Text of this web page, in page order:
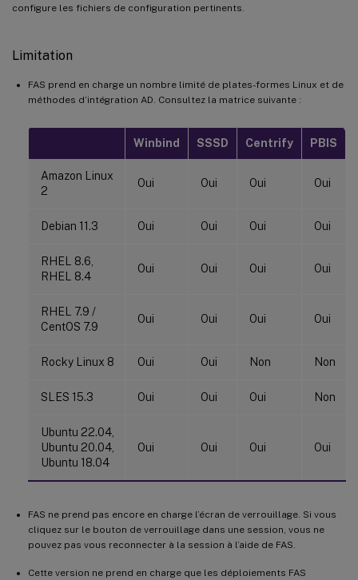
configure les fichiers de configuration pertinents.
Limitation
FAS prend en charge un nombre limité de plates-formes Linux et de
méthodes d’intégration AD. Consultez la matrice suivante :
Winbind SSSD Centrify PBIS
Amazon Linux
2
Oui Oui Oui Oui
Debian 11.3 Oui Oui Oui Oui
RHEL 8.6,
RHEL 8.4
Oui Oui Oui Oui
RHEL 7.9 /
CentOS 7.9
Oui Oui Oui Oui
Rocky Linux 8 Oui Oui Non Non
SLES 15.3 Oui Oui Oui Non
Ubuntu 22.04,
Ubuntu 20.04,
Ubuntu 18.04
Oui Oui Oui Oui
FAS ne prend pas encore en charge l’écran de verrouillage. Si vous
cliquez sur le bouton de verrouillage dans une session, vous ne
pouvez pas vous reconnecter à la session à l’aide de FAS.
Cette version ne prend en charge que les déploiements FAS